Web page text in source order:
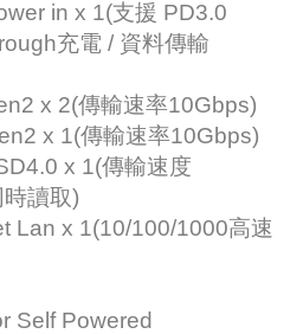
in x 1(支援 PD3.0
充電 / 資料傳輸
x 2(傳輸速率10Gbps)
x 1(傳輸速率10Gbps)
x 1(傳輸速度
讀取)
Lan x 1(10/100/1000高速
Self Powered